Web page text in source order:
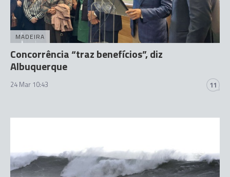
MADEIRA
Concorrência “traz benefícios”, diz
Albuquerque
24 Mar 10:43 11